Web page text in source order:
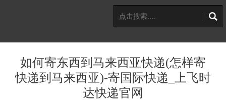
如何寄东西到马来西亚快递(怎样寄
快递到马来西亚)-寄国际快递_上飞时
达快递官网